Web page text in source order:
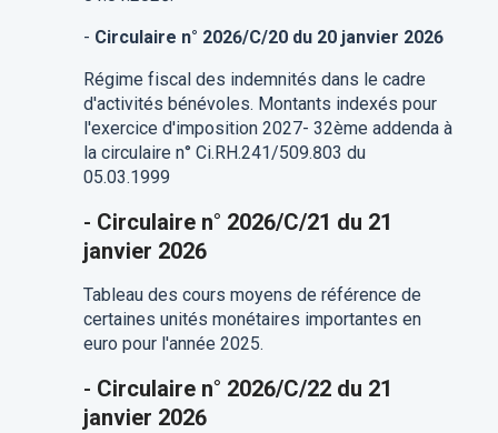
- Circulaire n° 2026/C/20 du 20 janvier 2026
Régime fiscal des indemnités dans le cadre
d'activités bénévoles. Montants indexés pour
l'exercice d'imposition 2027- 32ème addenda à
la circulaire n° Ci.RH.241/509.803 du
05.03.1999
- Circulaire n° 2026/C/21 du 21
janvier 2026
Tableau des cours moyens de référence de
certaines unités monétaires importantes en
euro pour l'année 2025.
- Circulaire n° 2026/C/22 du 21
janvier 2026